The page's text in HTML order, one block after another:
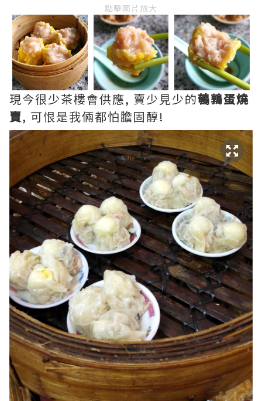
點擊圖片放大
現今很少茶樓會供應, 賣少見少的鵪鶉蛋燒
賣, 可恨是我倆都怕膽固醇!